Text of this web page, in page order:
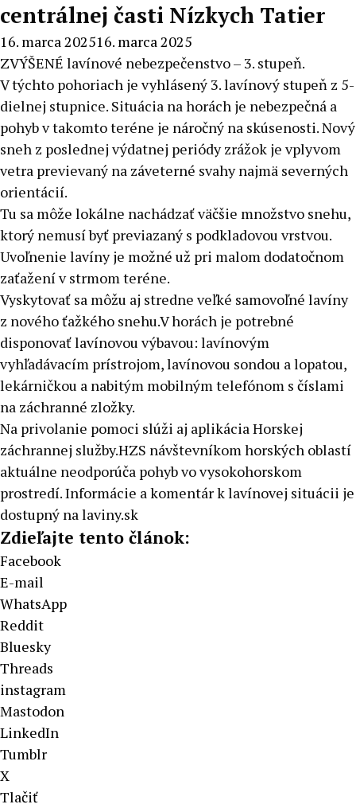
centrálnej časti Nízkych Tatier
16. marca 202516. marca 2025
ZVÝŠENÉ lavínové nebezpečenstvo – 3. stupeň.
V týchto pohoriach je vyhlásený 3. lavínový stupeň z 5-
dielnej stupnice. Situácia na horách je nebezpečná a
pohyb v takomto teréne je náročný na skúsenosti. Nový
sneh z poslednej výdatnej periódy zrážok je vplyvom
vetra previevaný na záveterné svahy najmä severných
orientácií.
Tu sa môže lokálne nachádzať väčšie množstvo snehu,
ktorý nemusí byť previazaný s podkladovou vrstvou.
Uvoľnenie lavíny je možné už pri malom dodatočnom
zaťažení v strmom teréne.
Vyskytovať sa môžu aj stredne veľké samovoľné lavíny
z nového ťažkého snehu.V horách je potrebné
disponovať lavínovou výbavou: lavínovým
vyhľadávacím prístrojom, lavínovou sondou a lopatou,
lekárničkou a nabitým mobilným telefónom s číslami
na záchranné zložky.
Na privolanie pomoci slúži aj aplikácia Horskej
záchrannej služby.HZS návštevníkom horských oblastí
aktuálne neodporúča pohyb vo vysokohorskom
prostredí. Informácie a komentár k lavínovej situácii je
dostupný na laviny.sk
Zdieľajte tento článok:
Facebook
E-mail
WhatsApp
Reddit
Bluesky
Threads
instagram
Mastodon
LinkedIn
Tumblr
X
Tlačiť